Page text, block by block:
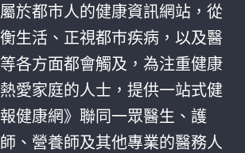
於都巿人的健康資訊網站，從
生活、正視都巿疾病，以及醫
各方面都會觸及，為注重健康
愛家庭的人士，提供一站式健
健康網》聯同一眾醫生、護
、營養師及其他專業的醫務人